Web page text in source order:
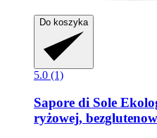
Do koszyka
5.0 (1)
Sapore di Sole
ryżowej,